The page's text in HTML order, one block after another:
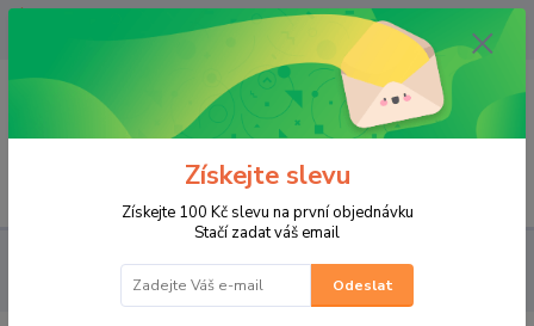
OPAVA 733537099/HLUČÍN
734541648/OLOMOUC 734593593
0,00 CZK
PRO JEZDCE RUKAVICE PÁNSKÉ KOŽENÉ
MBW Pánské
moto rukavice Bart
Získejte slevu
Získejte 100 Kč slevu na první objednávku
Stačí zadat váš email
Odeslat